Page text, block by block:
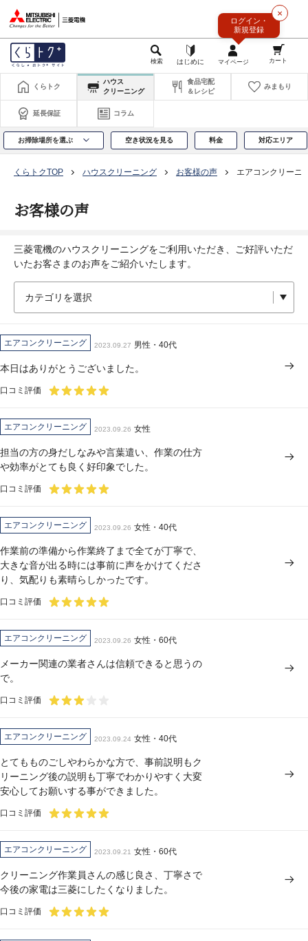
×
ログイン・
新規登録
くらトク
ハウス
クリーニング
食品宅配
＆レシピ
みまもり
延長保証 コラム
お掃除場所を選ぶ 空き状況を見る 料金 対応エリア
くらトクTOP ハウスクリーニング お客様の声 エアコンクリーニ
お客様の声
三菱電機のハウスクリーニングをご利用いただき、ご好評いただ
いたお客さまのお声をご紹介いたします。
エアコンクリーニング 2023.09.27 男性・40代
本日はありがとうございました。
口コミ評価
エアコンクリーニング 2023.09.26 女性
担当の方の身だしなみや言葉遣い、作業の仕方
や効率がとても良く好印象でした。
口コミ評価
エアコンクリーニング 2023.09.26 女性・40代
作業前の準備から作業終了まで全てが丁寧で、
大きな音が出る時には事前に声をかけてくださ
り、気配りも素晴らしかったです。
口コミ評価
エアコンクリーニング 2023.09.26 女性・60代
メーカー関連の業者さんは信頼できると思うの
で。
口コミ評価
エアコンクリーニング 2023.09.24 女性・40代
とてもものごしやわらかな方で、事前説明もク
リーニング後の説明も丁寧でわかりやすく大変
安心してお願いする事ができました。
口コミ評価
エアコンクリーニング 2023.09.21 女性・60代
クリーニング作業員さんの感じ良さ、丁寧さで
今後の家電は三菱にしたくなりました。
口コミ評価